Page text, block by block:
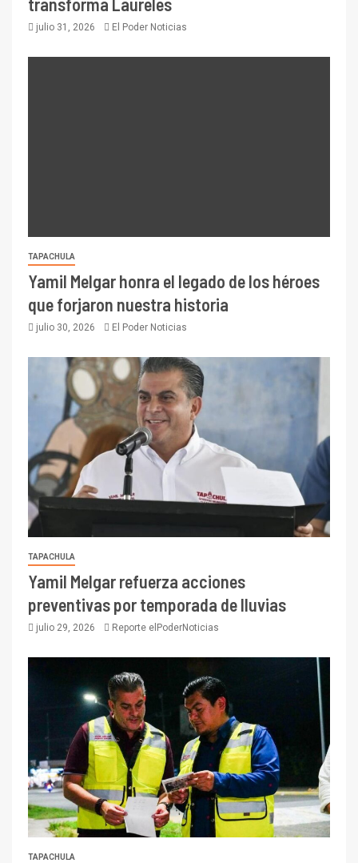
transforma Laureles
julio 31, 2026 El Poder Noticias
TAPACHULA
Yamil Melgar honra el legado de los héroes
que forjaron nuestra historia
julio 30, 2026 El Poder Noticias
TAPACHULA
Yamil Melgar refuerza acciones
preventivas por temporada de lluvias
julio 29, 2026 Reporte elPoderNoticias
TAPACHULA